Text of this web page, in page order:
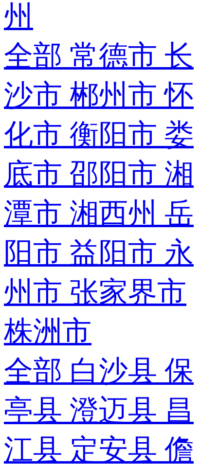
州
全部 常德市 长
沙市 郴州市 怀
化市 衡阳市 娄
底市 邵阳市 湘
潭市 湘西州 岳
阳市 益阳市 永
州市 张家界市
株洲市
全部 白沙县 保
亭县 澄迈县 昌
江县 定安县 儋